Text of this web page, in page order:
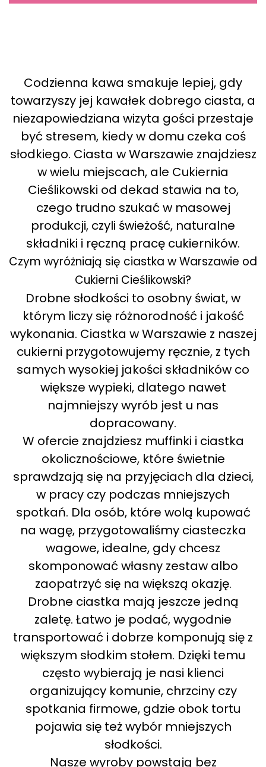
Codzienna kawa smakuje lepiej, gdy
towarzyszy jej kawałek dobrego ciasta, a
niezapowiedziana wizyta gości przestaje
być stresem, kiedy w domu czeka coś
słodkiego. Ciasta w Warszawie znajdziesz
w wielu miejscach, ale Cukiernia
Cieślikowski od dekad stawia na to,
czego trudno szukać w masowej
produkcji, czyli świeżość, naturalne
składniki i ręczną pracę cukierników.
Czym wyróżniają się ciastka w Warszawie od
Cukierni Cieślikowski?
Drobne słodkości to osobny świat, w
którym liczy się różnorodność i jakość
wykonania. Ciastka w Warszawie z naszej
cukierni przygotowujemy ręcznie, z tych
samych wysokiej jakości składników co
większe wypieki, dlatego nawet
najmniejszy wyrób jest u nas
dopracowany.
W ofercie znajdziesz muffinki i ciastka
okolicznościowe, które świetnie
sprawdzają się na przyjęciach dla dzieci,
w pracy czy podczas mniejszych
spotkań. Dla osób, które wolą kupować
na wagę, przygotowaliśmy ciasteczka
wagowe, idealne, gdy chcesz
skomponować własny zestaw albo
zaopatrzyć się na większą okazję.
Drobne ciastka mają jeszcze jedną
zaletę. Łatwo je podać, wygodnie
transportować i dobrze komponują się z
większym słodkim stołem. Dzięki temu
często wybierają je nasi klienci
organizujący komunie, chrzciny czy
spotkania firmowe, gdzie obok tortu
pojawia się też wybór mniejszych
słodkości.
Nasze wyroby powstają bez